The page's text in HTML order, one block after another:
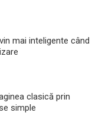
mai inteligente când
clasică prin
simple